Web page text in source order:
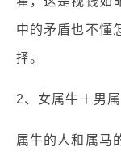
中的矛盾也不懂
择。
2、女属牛＋男
属牛的人和属马